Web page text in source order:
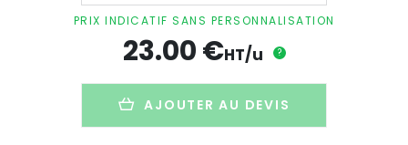
Bluetooth
aimantée
publicitaire
BIO
PRIX INDICATIF SANS PERSONNALISATION
23.00€HT/u ?
AJOUTER AU DEVIS